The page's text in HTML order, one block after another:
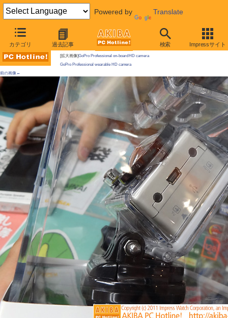
Powered by Translate
カテゴリ 過去記事 検索 Impressサイト
AKIBA PC Hotline!
今週見つけた新製品：カメラ関連製品
[拡大画像]GoPro Professional on-board HD camera
GoPro Professional wearable HD camera
前の画像←